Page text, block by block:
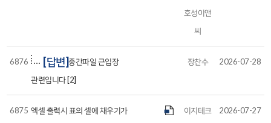
호성이앤
씨
6876 [답변]중간파일 근입장
관련입니다 [2]
장찬수 2026-07-28
6875 엑셀 출력시 표의 셀에 채우기가
이지테크 2026-07-27